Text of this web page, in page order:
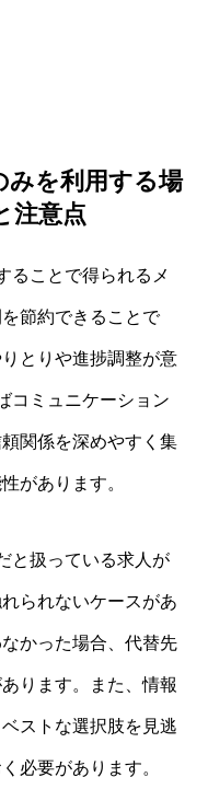
みを利用する場
注意点
ることで得られるメ
節約できることで
とりや進捗調整が意
コミュニケーション
関係を深めやすく集
があります。
と扱っている求人が
られないケースがあ
かった場合、代替先
ります。また、情報
ストな選択肢を見逃
必要があります。